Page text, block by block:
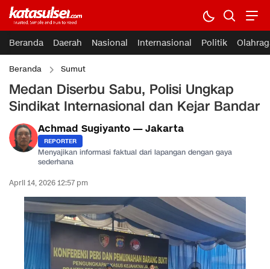
Beranda Daerah Nasional Internasional Politik
Beranda Sumut
Medan Diserbu Sabu, Polisi Ungkap
Sindikat Internasional dan Kejar Bandar
Achmad Sugiyanto — Jakarta
REPORTER
Menyajikan informasi faktual dari lapangan dengan gaya
sederhana
April 14, 2026 12:57 pm